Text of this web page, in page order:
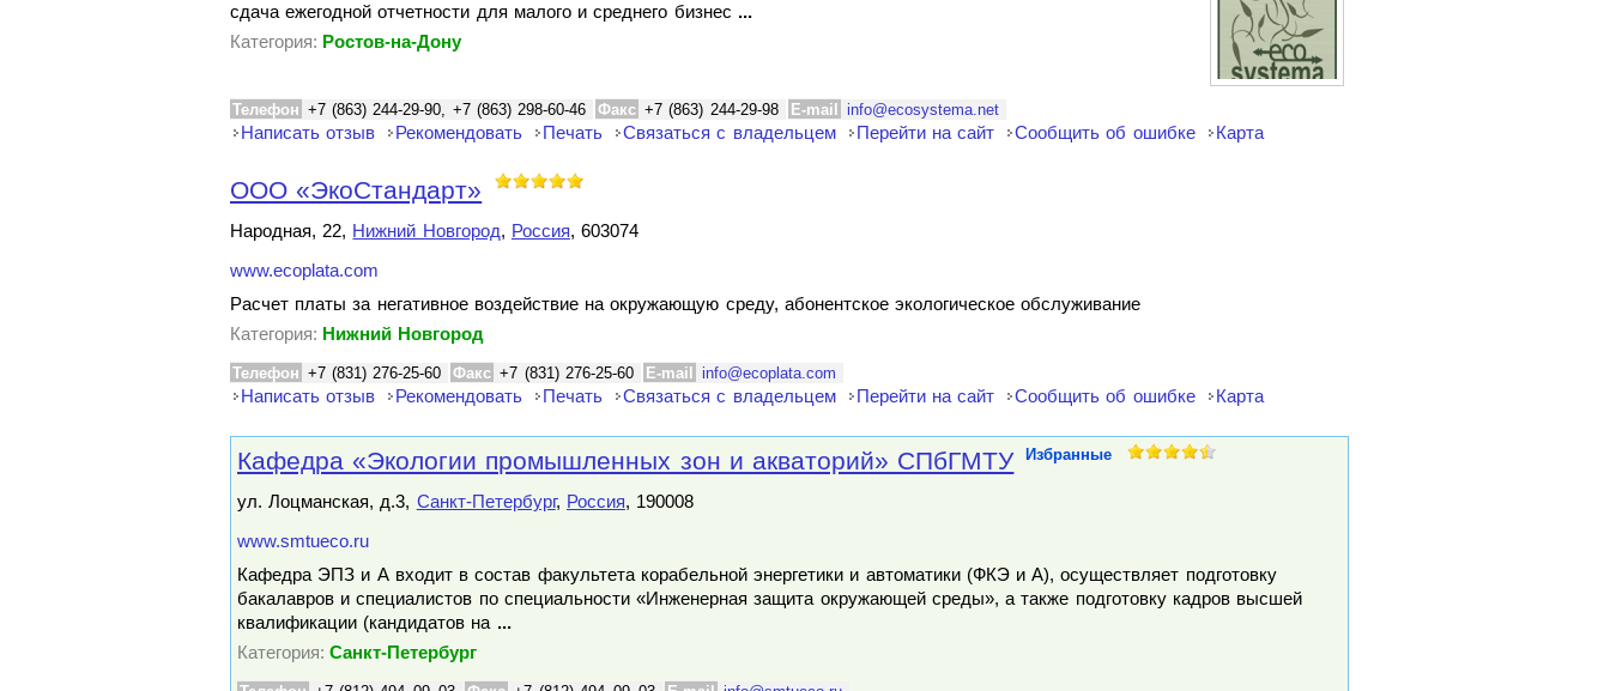
сдача ежегодной отчетности для малого и среднего бизнес ...
Категория: Ростов-на-Дону
Телефон +7 (863) 244-29-90, +7 (863) 298-60-46 Факс +7 (863) 244-29-98 E-mail info@ecosystema.net
Написать отзыв Рекомендовать Печать Связаться с владельцем Перейти на сайт Сообщить об ошибке Карта
ООО «ЭкоСтандарт»
Народная, 22, Нижний Новгород, Россия, 603074
www.ecoplata.com
Расчет платы за негативное воздействие на окружающую среду, абонентское экологическое обслуживание
Категория: Нижний Новгород
Телефон +7 (831) 276-25-60 Факс +7 (831) 276-25-60 E-mail info@ecoplata.com
Написать отзыв Рекомендовать Печать Связаться с владельцем Перейти на сайт Сообщить об ошибке Карта
Кафедра «Экологии промышленных зон и акваторий» СПбГМТУ Избранные
ул. Лоцманская, д.3, Санкт-Петербург, Россия, 190008
www.smtueco.ru
Кафедра ЭПЗ и А входит в состав факультета корабельной энергетики и автоматики (ФКЭ и А), осуществляет подготовку
бакалавров и специалистов по специальности «Инженерная защита окружающей среды», а также подготовку кадров высшей
квалификации (кандидатов на ...
Категория: Санкт-Петербург